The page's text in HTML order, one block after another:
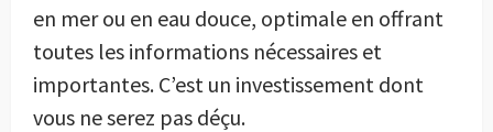
en mer ou en eau douce, optimale en offrant
toutes les informations nécessaires et
importantes. C’est un investissement dont
vous ne serez pas déçu.